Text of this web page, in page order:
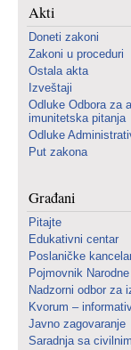
Akti
Doneti zakoni
Zakoni u proceduri
Ostala akta
Izveštaji
Odluke Odbora za
imunitetska pitanja
Odluke
Put zakona
Građani
Pitajte
Edukativni centar
Poslaničke
Pojmovnik
Nadzorni odbor za
Kvorum –
Javno zagovaranje
Saradnja sa